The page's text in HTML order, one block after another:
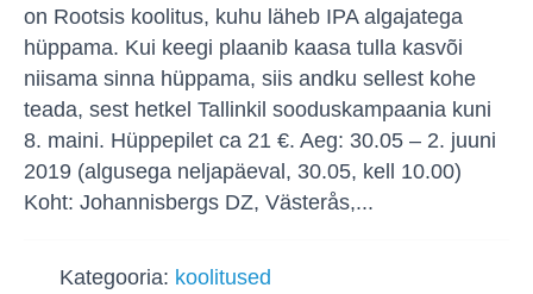
on Rootsis koolitus, kuhu läheb IPA algajatega
hüppama. Kui keegi plaanib kaasa tulla kasvõi
niisama sinna hüppama, siis andku sellest kohe
teada, sest hetkel Tallinkil sooduskampaania kuni
8. maini. Hüppepilet ca 21 €. Aeg: 30.05 – 2. juuni
2019 (algusega neljapäeval, 30.05, kell 10.00)
Koht: Johannisbergs DZ, Västerås,...
Kategooria: koolitused